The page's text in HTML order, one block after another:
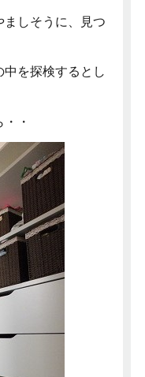
しそうに、見つ
を探検するとし
・